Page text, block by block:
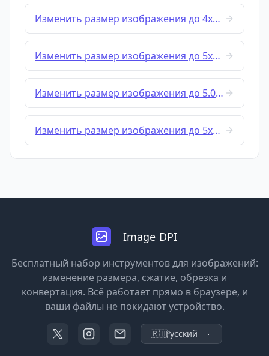
Изменить размер изображения до 4x6 cm
Изменить размер изображения до 5x5 cm
Изменить размер изображения до 5.08x5.08 cm
Изменить размер изображения до 5x7 cm
Image DPI
Бесплатный набор инструментов для изображений:
изменение размера, сжатие, обрезка и
конвертация. Всё работает прямо в браузере, и
ваши файлы не покидают устройство.
🇷🇺Русский